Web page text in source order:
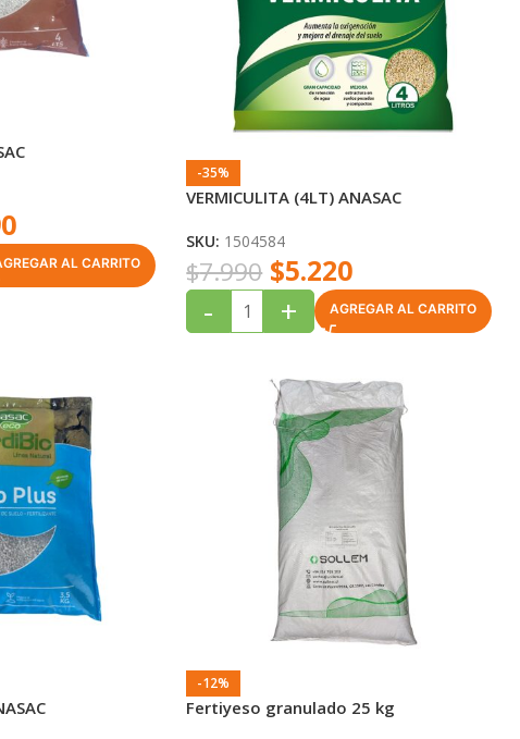
AL CARRITO
-35%
VERMICULITA (4LT) ANASAC
SKU: 1504584
$7.990 $5.220
- + AGREGAR AL CARRITO
-12%
Fertiyeso granulado 25 kg